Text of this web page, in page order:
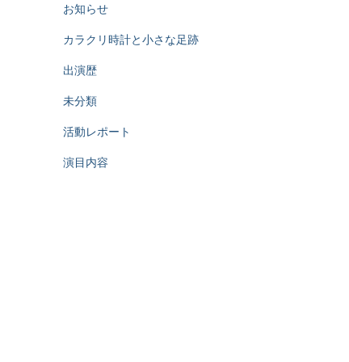
お知らせ
カラクリ時計と小さな足跡
出演歴
未分類
活動レポート
演目内容